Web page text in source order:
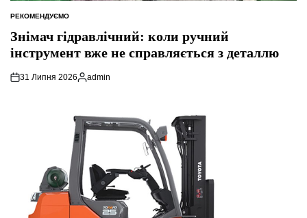
ОПУБЛІКУВАТИ
У
РЕКОМЕНДУЄМО
Знімач гідравлічний: коли ручний
інструмент вже не справляється з деталлю
31 Липня 2026
Опубліковано
admin